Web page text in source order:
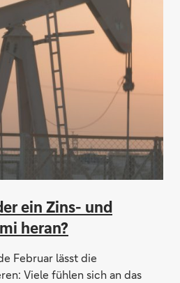
ein Zins- und
heran?
Februar lässt die
Viele fühlen sich an das